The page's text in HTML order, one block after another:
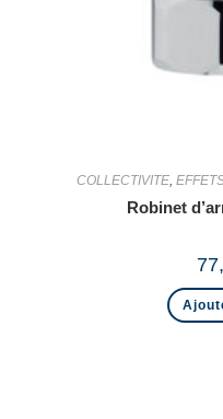
COLLECTIVITE,
Robinet